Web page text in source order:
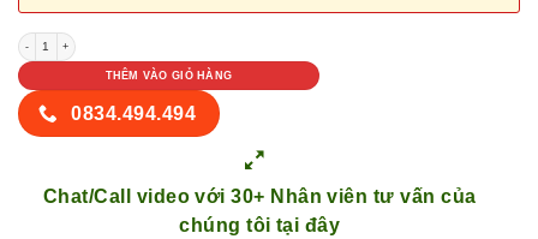
CỬA NHỰA ABS HÀN QUỐC KOS 102-W0901 (3) số lượng
THÊM VÀO GIỎ HÀNG
0834.494.494
Chat/Call video với 30+ Nhân viên tư vấn của
chúng tôi tại đây